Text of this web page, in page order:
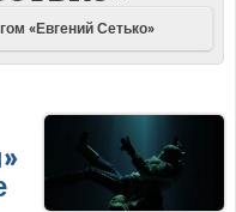
«Евгений Сетько»